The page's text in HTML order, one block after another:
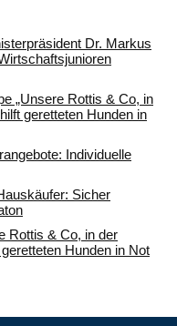
Dr. Markus
„Unsere Rottis & Co, in
geretteten Hunden in
Individuelle
Sicher
Rottis & Co, in der
Hunden in Not